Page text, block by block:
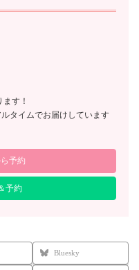
す！
タイムでお届けしています
予約
予約
Bluesky